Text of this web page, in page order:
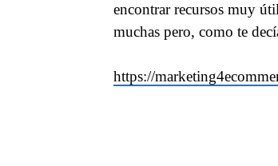
encontrar recursos muy
muchas pero, como te
https://